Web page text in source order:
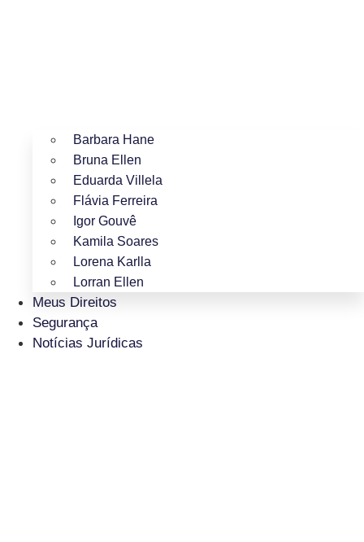
Barbara Hane
Bruna Ellen
Eduarda Villela
Flávia Ferreira
Igor Gouvê
Kamila Soares
Lorena Karlla
Lorran Ellen
Meus Direitos
Segurança
Notícias Jurídicas